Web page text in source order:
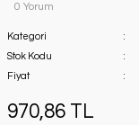
0 Yorum
Kategori
Stok Kodu
Fiyat
970,86 TL